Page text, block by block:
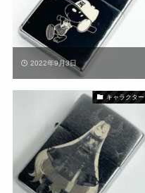
2022年9月3日
キャラクター